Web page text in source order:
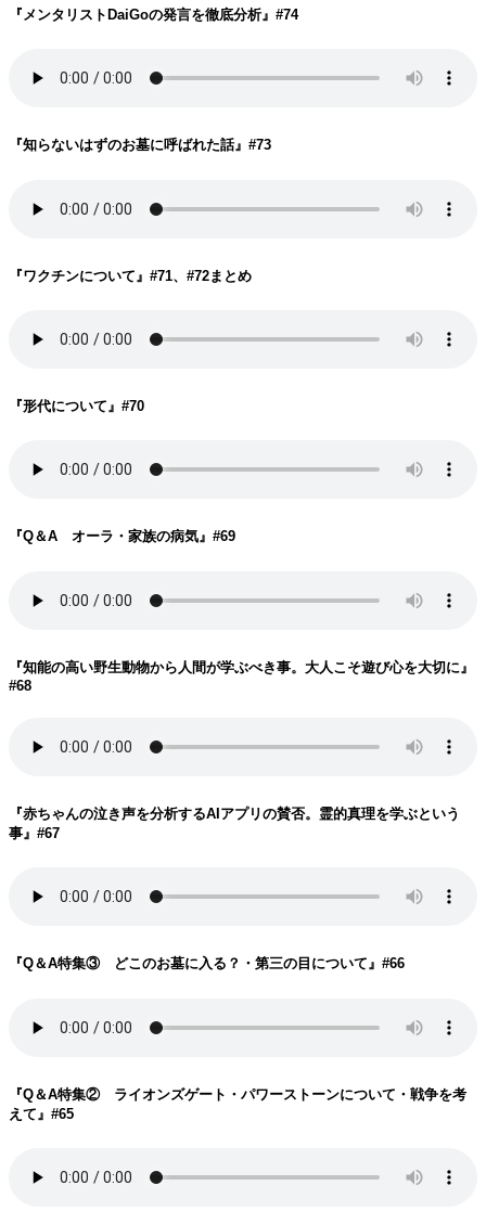
『メンタリストDaiGoの発言を徹底分析』#74
『知らないはずのお墓に呼ばれた話』#73
『ワクチンについて 』#71、#72まとめ
『形代について』#70
『Q＆A オーラ・家族の病気』#69
『知能の高い野生動物から人間が学ぶべき事。大人こそ遊び心を大切に 』
#68
『赤ちゃんの泣き声を分析するAIアプリの賛否。霊的真理を学ぶという
事』#67
『Q＆A特集③ どこのお墓に入る？・第三の目について』#66
『Q＆A特集② ライオンズゲート・パワーストーンについて・戦争を考
えて 』#65